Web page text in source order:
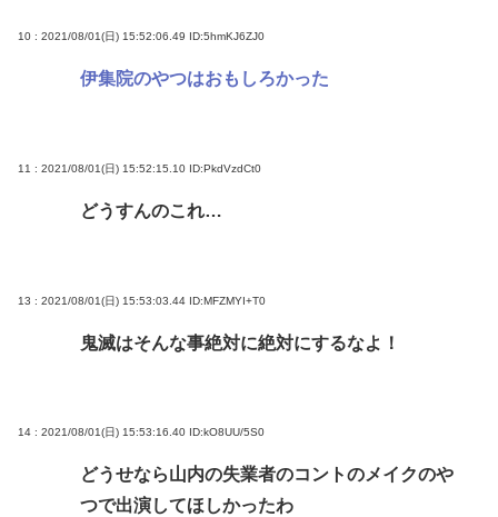
10 : 2021/08/01(日) 15:52:06.49 ID:5hmKJ6ZJ0
伊集院のやつはおもしろかった
11 : 2021/08/01(日) 15:52:15.10 ID:PkdVzdCt0
どうすんのこれ…
13 : 2021/08/01(日) 15:53:03.44 ID:MFZMYI+T0
鬼滅はそんな事絶対に絶対にするなよ！
14 : 2021/08/01(日) 15:53:16.40 ID:kO8UU/5S0
どうせなら山内の失業者のコントのメイクのや
つで出演してほしかったわ